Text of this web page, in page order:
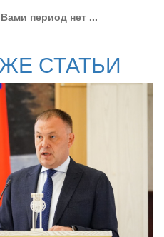
период нет ...
СТАТЬИ